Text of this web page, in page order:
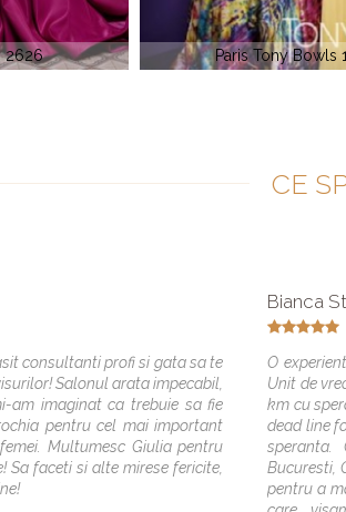
110744 Elite
CE
consultanti profi si gata sa te
Salonul arata impecabil,
am imaginat ca trebuie sa fie
pentru cel mai important
Multumesc Giulia pentru
Sa faceti si alte mirese fericite,
Bianca
O
Unit de
km cu
dead line
Bucuresti,
pentru a